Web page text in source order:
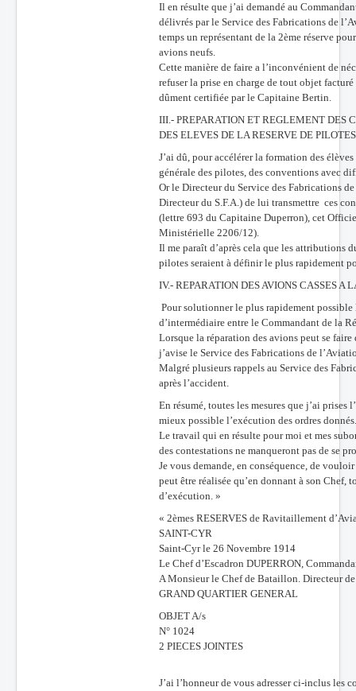
Il en résulte que j’ai demandé au
délivrés par le Service des Fabrications de
temps un représentant de la 2ème réserve
avions neufs.
Cette manière de faire a l’inconvénient de
refuser la prise en charge de tout objet
dûment certifiée par le Capitaine Bertin.
III.- PREPARATION ET REGLEMENT DES
DES ELEVES DE LA RESERVE DE
J’ai dû, pour accélérer la formation des
générale des pilotes, des conventions avec
Or le Directeur du Service des Fabrications
Directeur du S.F.A.) de lui transmettre ces
(lettre 693 du Capitaine Duperron), cet
Ministérielle 2206/12).
Il me paraît d’après cela que les attributions
pilotes seraient à définir le plus rapidement
IV.- REPARATION DES AVIONS CASSES A
Pour solutionner le plus rapidement
d’intermédiaire entre le Commandant de la
Lorsque la réparation des avions peut se
j’avise le Service des Fabrications de
Malgré plusieurs rappels au Service des
après l’accident.
En résumé, toutes les mesures que j’ai
mieux possible l’exécution des ordres donnés.
Le travail qui en résulte pour moi et mes
des contestations ne manqueront pas de se
Je vous demande, en conséquence, de
peut être réalisée qu’en donnant à son Chef,
d’exécution. »
« 2èmes RESERVES de Ravitaillement
SAINT-CYR
Saint-Cyr le 26 Novembre 1914
Le Chef d’Escadron DUPERRON,
A Monsieur le Chef de Bataillon. Directeur
GRAND QUARTIER GENERAL
OBJET A/s
N° 1024
2 PIECES JOINTES
J’ai l’honneur de vous adresser ci-inclus les